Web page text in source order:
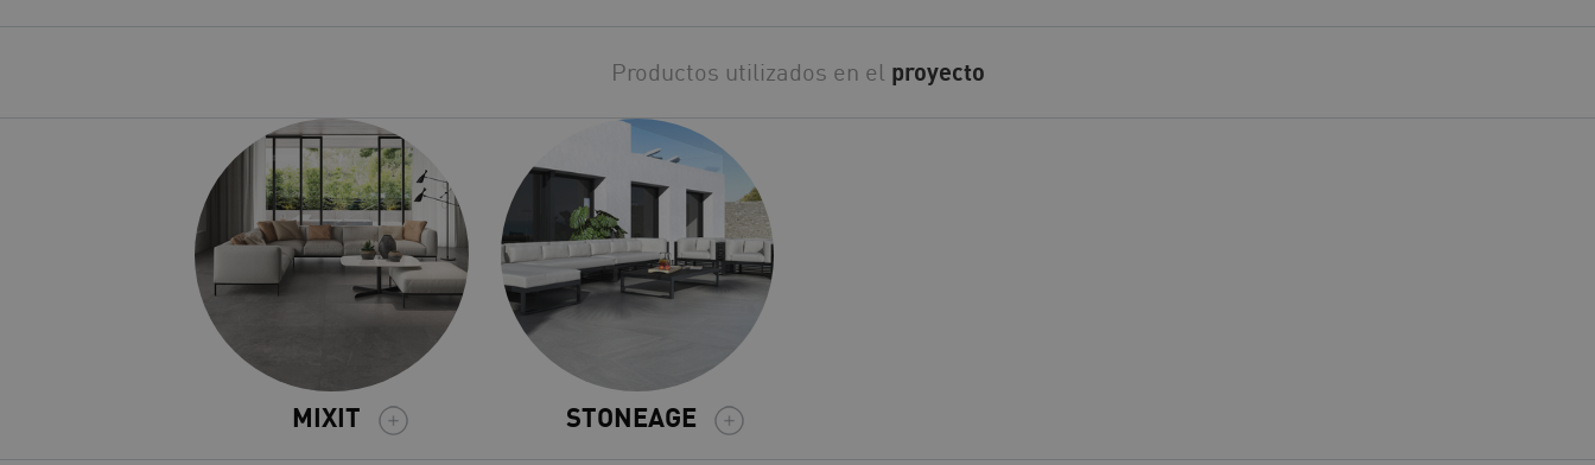
Productos utilizados en el proyecto
MIXIT STONEAGE